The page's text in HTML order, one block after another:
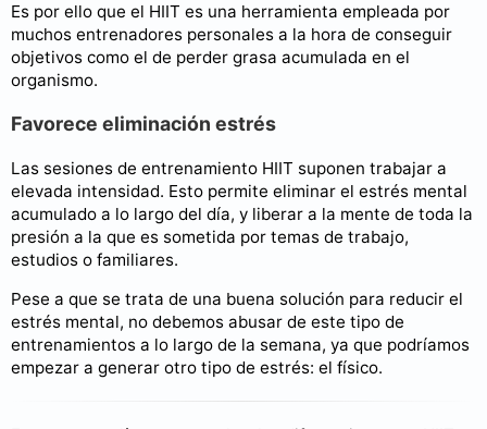
Es por ello que el HIIT es una herramienta empleada por
muchos entrenadores personales a la hora de conseguir
objetivos como el de perder grasa acumulada en el
organismo.
Favorece eliminación estrés
Las sesiones de entrenamiento HIIT suponen trabajar a
elevada intensidad. Esto permite eliminar el estrés mental
acumulado a lo largo del día, y liberar a la mente de toda la
presión a la que es sometida por temas de trabajo,
estudios o familiares.
Pese a que se trata de una buena solución para reducir el
estrés mental, no debemos abusar de este tipo de
entrenamientos a lo largo de la semana, ya que podríamos
empezar a generar otro tipo de estrés: el físico.